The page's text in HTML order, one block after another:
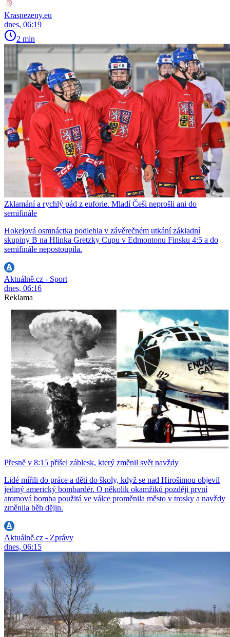
Krasnezeny.eu
dnes, 06:19
2 min
Zklamání a rychlý pád z euforie. Mladí Češi neprošli ani do
semifinále
Hokejová osmnáctka podlehla v závěrečném utkání základní
skupiny B na Hlinka Gretzky Cupu v Edmontonu Finsku 4:5 a do
semifinále nepostoupila.
Aktuálně.cz - Sport
dnes, 06:16
Reklama
Přesně v 8:15 přišel záblesk, který změnil svět navždy
Lidé mířili do práce a děti do školy, když se nad Hirošimou objevil
jediný americký bombardér. O několik okamžiků později první
atomová bomba použitá ve válce proměnila město v trosky a navždy
změnila běh dějin.
Aktuálně.cz - Zprávy
dnes, 06:15